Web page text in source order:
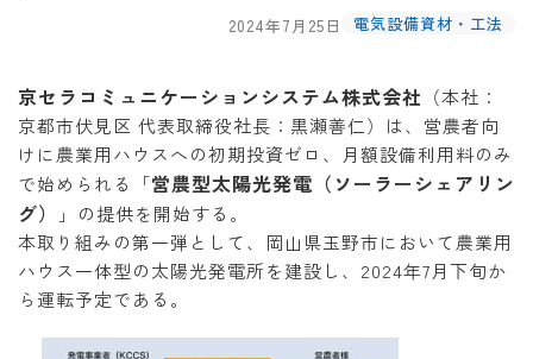
2024年7月25日 電気設備資材・工法
京セラコミュニケーションシステム株式会社 （本社：
京都市伏見区 代表取締役社長：黒瀬善仁）は、営農者向
けに農業用ハウスへの初期投資ゼロ、月額設備利用料のみ
で始められる「営農型太陽光発電（ソーラーシェアリン
グ）
」の提供を開始する。
本取り組みの第一弾として、岡山県玉野市において農業用
ハウス一体型の太陽光発電所を建設し、2024年7月下旬か
ら運転予定である。